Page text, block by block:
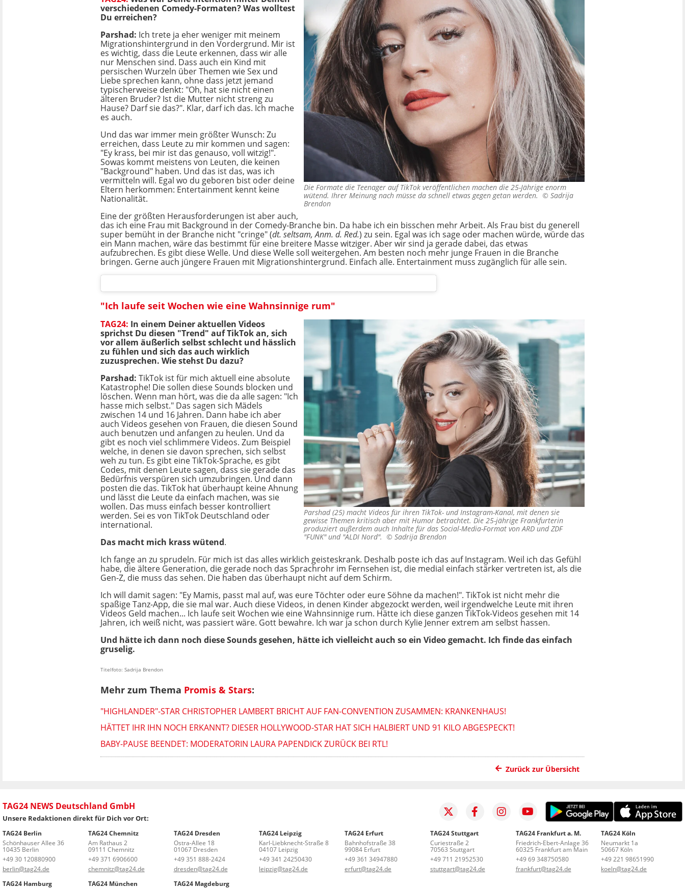
Die Formate die Teenager auf TikTok veröffentlichen machen die 25-Jährige enorm
wütend. Ihrer Meinung nach müsse da schnell etwas gegen getan werden. © Sadrija
Brendon
verschiedenen Comedy-Formaten? Was wolltest
Du erreichen?
Parshad: Ich trete ja eher weniger mit meinem
Migrationshintergrund in den Vordergrund. Mir ist
es wichtig, dass die Leute erkennen, dass wir alle
nur Menschen sind. Dass auch ein Kind mit
persischen Wurzeln über Themen wie Sex und
Liebe sprechen kann, ohne dass jetzt jemand
typischerweise denkt: "Oh, hat sie nicht einen
älteren Bruder? Ist die Mutter nicht streng zu
Hause? Darf sie das?". Klar, darf ich das. Ich mache
es auch.
Und das war immer mein größter Wunsch: Zu
erreichen, dass Leute zu mir kommen und sagen:
"Ey krass, bei mir ist das genauso, voll witzig!".
Sowas kommt meistens von Leuten, die keinen
"Background" haben. Und das ist das, was ich
vermitteln will. Egal wo du geboren bist oder deine
Eltern herkommen: Entertainment kennt keine
Nationalität.
Eine der größten Herausforderungen ist aber auch,
das ich eine Frau mit Background in der Comedy-Branche bin. Da habe ich ein bisschen mehr Arbeit. Als Frau bist du generell
super bemüht in der Branche nicht "cringe" (dt. seltsam, Anm. d. Red.) zu sein. Egal was ich sage oder machen würde, würde das
ein Mann machen, wäre das bestimmt für eine breitere Masse witziger. Aber wir sind ja gerade dabei, das etwas
aufzubrechen. Es gibt diese Welle. Und diese Welle soll weitergehen. Am besten noch mehr junge Frauen in die Branche
bringen. Gerne auch jüngere Frauen mit Migrationshintergrund. Einfach alle. Entertainment muss zugänglich für alle sein.
"Ich laufe seit Wochen wie eine Wahnsinnige rum"
Parshad (25) macht Videos für ihren TikTok- und Instagram-Kanal, mit denen sie
gewisse Themen kritisch aber mit Humor betrachtet. Die 25-jährige Frankfurterin
produziert außerdem auch Inhalte für das Social-Media-Format von ARD und ZDF
"FUNK" und "ALDI Nord". © Sadrija Brendon
TAG24: In einem Deiner aktuellen Videos
sprichst Du diesen "Trend" auf TikTok an, sich
vor allem äußerlich selbst schlecht und hässlich
zu fühlen und sich das auch wirklich
zuzusprechen. Wie stehst Du dazu?
Parshad: TikTok ist für mich aktuell eine absolute
Katastrophe! Die sollen diese Sounds blocken und
löschen. Wenn man hört, was die da alle sagen: "Ich
hasse mich selbst." Das sagen sich Mädels
zwischen 14 und 16 Jahren. Dann habe ich aber
auch Videos gesehen von Frauen, die diesen Sound
auch benutzen und anfangen zu heulen. Und da
gibt es noch viel schlimmere Videos. Zum Beispiel
welche, in denen sie davon sprechen, sich selbst
weh zu tun. Es gibt eine TikTok-Sprache, es gibt
Codes, mit denen Leute sagen, dass sie gerade das
Bedürfnis verspüren sich umzubringen. Und dann
posten die das. TikTok hat überhaupt keine Ahnung
und lässt die Leute da einfach machen, was sie
wollen. Das muss einfach besser kontrolliert
werden. Sei es von TikTok Deutschland oder
international.
Das macht mich krass wütend.
Ich fange an zu sprudeln. Für mich ist das alles wirklich geisteskrank. Deshalb poste ich das auf Instagram. Weil ich das Gefühl
habe, die ältere Generation, die gerade noch das Sprachrohr im Fernsehen ist, die medial einfach stärker vertreten ist, als die
Gen-Z, die muss das sehen. Die haben das überhaupt nicht auf dem Schirm.
Ich will damit sagen: "Ey Mamis, passt mal auf, was eure Töchter oder eure Söhne da machen!". TikTok ist nicht mehr die
spaßige Tanz-App, die sie mal war. Auch diese Videos, in denen Kinder abgezockt werden, weil irgendwelche Leute mit ihren
Videos Geld machen... Ich laufe seit Wochen wie eine Wahnsinnige rum. Hätte ich diese ganzen TikTok-Videos gesehen mit 14
Jahren, ich weiß nicht, was passiert wäre. Gott bewahre. Ich war ja schon durch Kylie Jenner extrem am selbst hassen.
Und hätte ich dann noch diese Sounds gesehen, hätte ich vielleicht auch so ein Video gemacht. Ich finde das einfach
gruselig.
Titelfoto: Sadrija Brendon
Mehr zum Thema Promis & Stars:
"HIGHLANDER"-STAR CHRISTOPHER LAMBERT BRICHT AUF FAN-CONVENTION ZUSAMMEN: KRANKENHAUS!
HÄTTET IHR IHN NOCH ERKANNT? DIESER HOLLYWOOD-STAR HAT SICH HALBIERT UND 91 KILO ABGESPECKT!
BABY-PAUSE BEENDET: MODERATORIN LAURA PAPENDICK ZURÜCK BEI RTL!
Zurück zur Übersicht
TAG24 NEWS Deutschland GmbH
Unsere Redaktionen direkt für Dich vor Ort:
TAG24 Berlin
Schönhauser Allee 36
10435 Berlin
+49 30 120880900
berlin@tag24.de
TAG24 Chemnitz
Am Rathaus 2
09111 Chemnitz
+49 371 6906600
chemnitz@tag24.de
TAG24 Dresden
Ostra-Allee 18
01067 Dresden
+49 351 888-2424
dresden@tag24.de
TAG24 Leipzig
Karl-Liebknecht-Straße 8
04107 Leipzig
+49 341 24250430
leipzig@tag24.de
TAG24 Erfurt
Bahnhofstraße 38
99084 Erfurt
+49 361 34947880
erfurt@tag24.de
TAG24 Stuttgart
Curiestraße 2
70563 Stuttgart
+49 711 21952530
stuttgart@tag24.de
TAG24 Frankfurt a. M.
Friedrich-Ebert-Anlage 36
60325 Frankfurt am Main
+49 69 348750580
frankfurt@tag24.de
TAG24 Köln
Neumarkt 1a
50667 Köln
+49 221 98651990
koeln@tag24.de
TAG24 Hamburg
TAG24 München
TAG24 Magdeburg